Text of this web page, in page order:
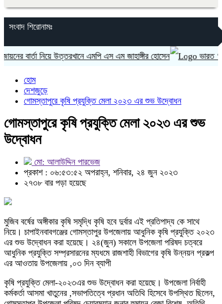
সংবাদ শিরোনামঃ
বার্তা নিয়ে উত্তরখানে এমপি এস এম জাহাঙ্গীর হোসেন ভারত
হোম
দেশজুড়ে
গোমস্তাপুরে কৃষি প্রযুক্তি মেলা ২০২৩ এর শুভ উদ্বোধন
গোমস্তাপুরে কৃষি প্রযুক্তি মেলা ২০২৩ এর শুভ
উদ্বোধন
মো: আলাউদ্দিন পারভেজ
প্রকাশ : ০৬:৫৩:৫২ অপরাহ্ন, শনিবার, ২৪ জুন ২০২৩
২৭৩৮ বার পড়া হয়েছে
মুজিব বর্ষের অঙ্গীকার কৃষি সমৃদ্ধি কৃষি হবে দুর্বার এই প্রতিপাদ্য কে সাথে
নিয়ে। চাপাইনবাবগঞ্জের গোমস্তাপুর উপজেলায় আধুনিক কৃষি প্রযুক্তি ২০২৩
এর শুভ উদ্বোধন করা হয়েছে। ২৪(জুন) সকালে উপজেলা পরিষদ চত্বরে
আধুনিক প্রযুক্তি সম্প্রসারনের ম্যধমে রাজশাহী বিভাগের কৃষি উন্নয়ন প্রকল্প
এর আওতায় উপজেলায় ,০৩ দিন ব্যাপী
কৃষি প্রযুক্তি মেলা-২০২৩এর শুভ উদ্বোধন করা হয়েছে। উপজেলা নির্বাহী
কর্মকর্তা আসমা খাতুনের ,সভাপতিত্বে প্রধান অতিথি হিসেবে উপস্থিত ছিলেন,